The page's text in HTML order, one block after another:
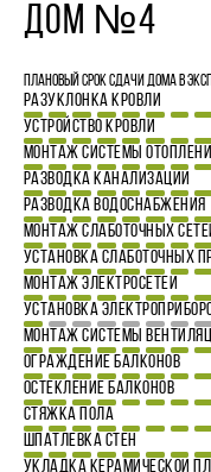
ДОМ №4
Плановый срок сдачи дома в
РАЗУКЛОНКА КРОВЛИ
УСТРОЙСТВО КРОВЛИ
МОНТАЖ СИСТЕМЫ
РАЗВОДКА КАНАЛИЗАЦИИ
РАЗВОДКА ВОДОСНАБЖЕНИЯ
МОНТАЖ СЛАБОТОЧНЫХ
УСТАНОВКА СЛАБОТОЧНЫХ
МОНТАЖ ЭЛЕКТРОСЕТЕЙ
УСТАНОВКА
МОНТАЖ СИСТЕМЫ
ОГРАЖДЕНИЕ БАЛКОНОВ
ОСТЕКЛЕНИЕ БАЛКОНОВ
СТЯЖКА ПОЛА
ШПАТЛЕВКА СТЕН
УКЛАДКА КЕРАМИЧЕСКОЙ